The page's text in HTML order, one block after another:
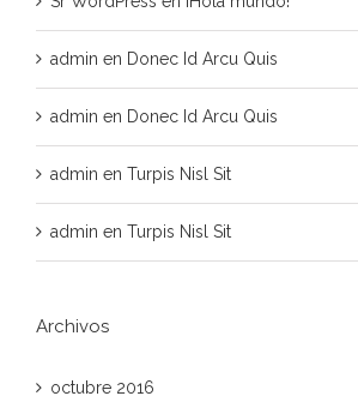
admin en Donec Id Arcu Quis
admin en Donec Id Arcu Quis
admin en Turpis Nisl Sit
admin en Turpis Nisl Sit
Archivos
octubre 2016